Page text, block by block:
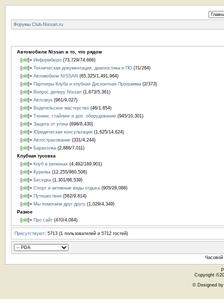
Форумы Club-Nissan.ru
Автомобили Nissan и то, что рядом
[old]» Информбюро (73,729/74,666)
[old]» Техническая документация, диагностика и ПО (71/264)
[old]» Автомобили NISSAN (65,325/1,491,964)
[old]» Партнеры Клуба и клубная Дисконтная Программа (2/373)
[old]» Вопрос дилеру Nissan (1,673/5,361)
[old]» Автозвук (961/9,027)
[old]» Водительское мастерство (46/1,854)
[old]» Тюнинг, стайлинг и доп. оборудование (945/10,301)
[old]» Защита от угона (698/8,430)
[old]» Юридическая консультация (1,625/14,624)
[old]» Автострахование (331/4,244)
[old]» Барахолка (2,886/7,011)
Клубная тусовка
[old]» Клуб в регионах (4,492/169,901)
[old]» Курилка (12,255/860,506)
[old]» Беседка (1,301/86,539)
[old]» Спорт и активные виды отдыха (905/28,088)
[old]» Путешествия (562/9,814)
[old]» Мы помогаем друг другу (1,029/4,349)
Разное
[old]» Про сайт (470/4,084)
Присутствуют: 5713 (1 пользователей и 5712 гостей)
Copyright
© Designed